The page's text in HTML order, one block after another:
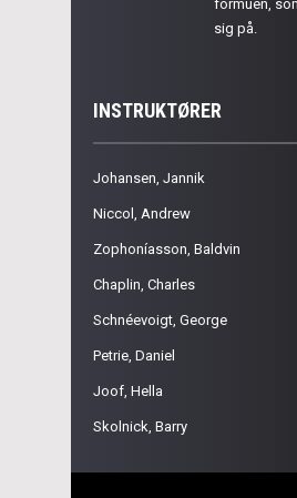
formuen,
sig på.
INSTRUKTØRER
Johansen, Jannik
Niccol, Andrew
Zophoníasson, Baldvin
Chaplin, Charles
Schnéevoigt, George
Petrie, Daniel
Joof, Hella
Skolnick, Barry